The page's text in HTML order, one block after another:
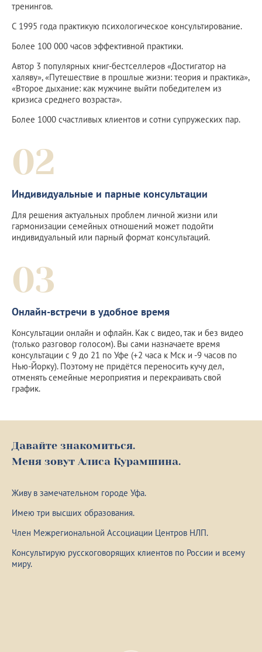
тренингов.
С 1995 года практикую психологическое консультирование.
Более 100 000 часов эффективной практики.
Автор 3 популярных книг-бестселлеров «Достигатор на
халяву», «Путешествие в прошлые жизни: теория и практика»,
«Второе дыхание: как мужчине выйти победителем из
кризиса среднего возраста».
Более 1000 счастливых клиентов и сотни супружеских пар.
02
Индивидуальные и парные консультации
Для решения актуальных проблем личной жизни или
гармонизации семейных отношений может подойти
индивидуальный или парный формат консультаций.
03
Онлайн-встречи в удобное время
Консультации онлайн и офлайн. Как с видео, так и без видео
(только разговор голосом). Вы сами назначаете время
консультации с 9 до 21 по Уфе (+2 часа к Мск и -9 часов по
Нью-Йорку). Поэтому не придётся переносить кучу дел,
отменять семейные мероприятия и перекраивать свой
график.
Давайте знакомиться.
Меня зовут Алиса Курамшина.
Живу в замечательном городе Уфа.
Имею три высших образования.
Член Межрегиональной Ассоциации Центров НЛП.
Консультирую русскоговорящих клиентов по России и всему
миру.